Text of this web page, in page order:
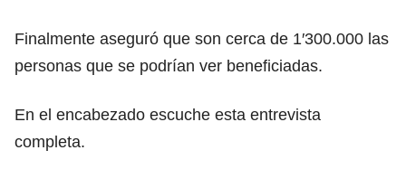
Finalmente aseguró que son cerca de 1′300.000 las
personas que se podrían ver beneficiadas.
En el encabezado escuche esta entrevista
completa.